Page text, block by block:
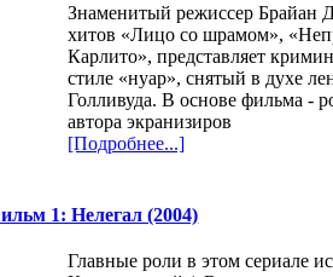
Знаменитый режиссер Брайан
хитов «Лицо со шрамом»,
Карлито», представляет
стиле «нуар», снятый в духе
Голливуда. В основе фильма -
автора экранизиров
[Подробнее...]
1: Нелегал (2004)
Главные роли в этом сериале